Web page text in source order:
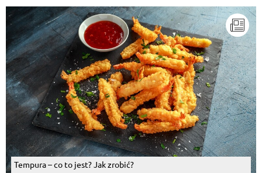
Tempura – co to jest? Jak zrobić?